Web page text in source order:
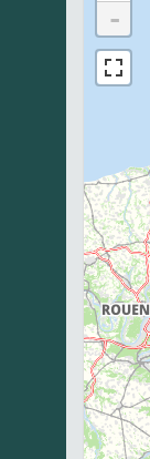
-